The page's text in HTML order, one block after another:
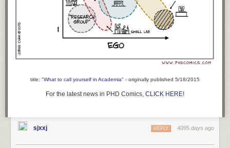
统，“华生”。它已经比任何医生懂得都多，它不再是简单搜索关键词，而是
在相当程度上能够“理解”你的问题，它可以被用于疾病诊断和提供治疗建
议。这样的系统，很快将会全面进入医学、法律和金融咨询领域。
title: "What to call yourself in Academia" - originally published 5/18/2015
For the latest news in PHD Comics, CLICK HERE!
sjxxj 4095 days ago
REPLY